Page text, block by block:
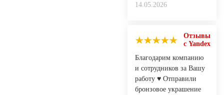
14.05.2026
Отзывы
с Yandex
Благодарим компанию
и сотрудников за Вашу
работу ♥️ Отправили
бронзовое украшение